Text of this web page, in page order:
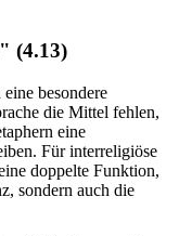
(4.13)
besondere
die Mittel fehlen,
eine
Für interreligiöse
doppelte Funktion,
sondern auch die